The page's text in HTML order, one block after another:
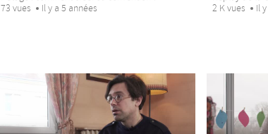
73 vues
Il y a 5 années
2 K vues
Il